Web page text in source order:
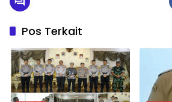
Pos Terkait